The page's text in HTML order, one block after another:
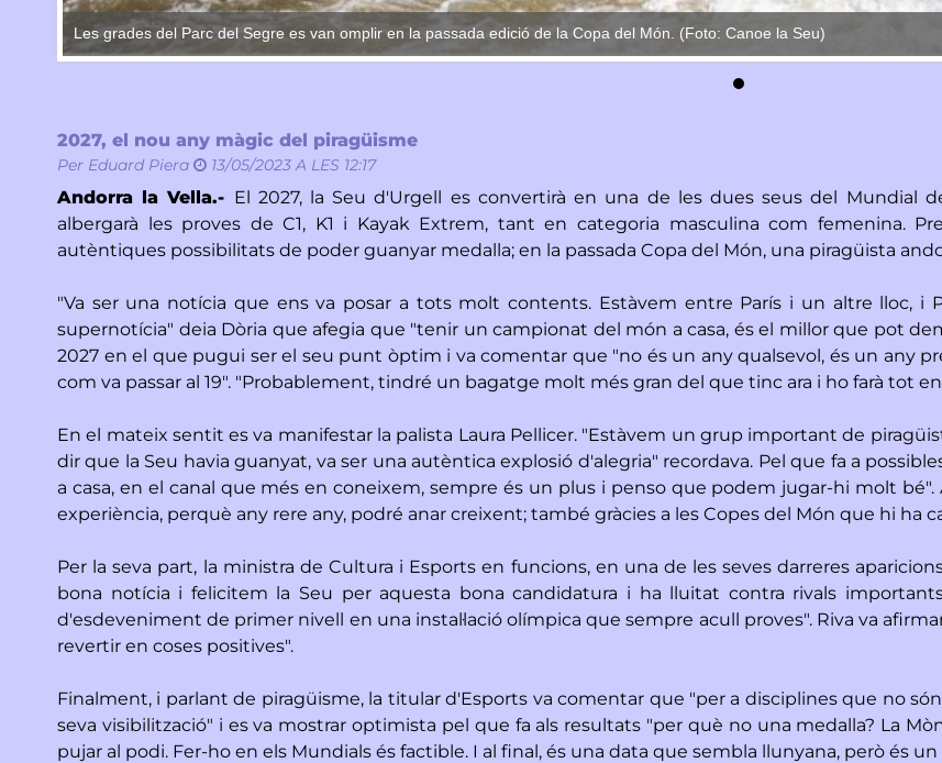
Les grades del Parc del Segre es van omplir en la passada edició de la Copa del Món. (Foto: Canoe la Seu)
2027, el nou any màgic del piragüisme
Per Eduard Piera 13/05/2023 A LES 12:17
Andorra la Vella.- El 2027, la Seu d'Urgell es convertirà en una de les dues seus del Mundial
albergarà les proves de C1, K1 i Kayak Extrem, tant en categoria masculina com femenina.
autèntiques possibilitats de poder guanyar medalla; en la passada Copa del Món, una piragüista
"Va ser una notícia que ens va posar a tots molt contents. Estàvem entre París i un altre lloc, i
supernotícia" deia Dòria que afegia que "tenir un campionat del món a casa, és el millor que pot
2027 en el que pugui ser el seu punt òptim i va comentar que "no és un any qualsevol, és un any
com va passar al 19". "Probablement, tindré un bagatge molt més gran del que tinc ara i ho farà tot
En el mateix sentit es va manifestar la palista Laura Pellicer. "Estàvem un grup important de
dir que la Seu havia guanyat, va ser una autèntica explosió d'alegria" recordava. Pel que fa a
a casa, en el canal que més en coneixem, sempre és un plus i penso que podem jugar-hi molt
experiència, perquè any rere any, podré anar creixent; també gràcies a les Copes del Món que hi ha
Per la seva part, la ministra de Cultura i Esports en funcions, en una de les seves darreres
bona notícia i felicitem la Seu per aquesta bona candidatura i ha lluitat contra rivals
d'esdeveniment de primer nivell en una instal·lació olímpica que sempre acull proves". Riva va
revertir en coses positives".
Finalment, i parlant de piragüisme, la titular d'Esports va comentar que "per a disciplines que no
seva visibilització" i es va mostrar optimista pel que fa als resultats "per què no una medalla? La
pujar al podi. Fer-ho en els Mundials és factible. I al final, és una data que sembla llunyana, però és